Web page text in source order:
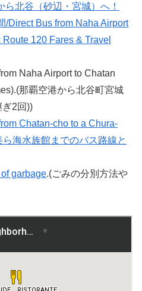
ら北谷（砂辺・宮城）へ！
/Direct Bus from Naha Airport
120 Fares & Travel
Naha Airport to Chatan
那覇空港から北谷町宮城
ぎ2回))
Chatan-cho to a Chura-
海水族館までのバス路線と
garbage.(ごみの分別方法や